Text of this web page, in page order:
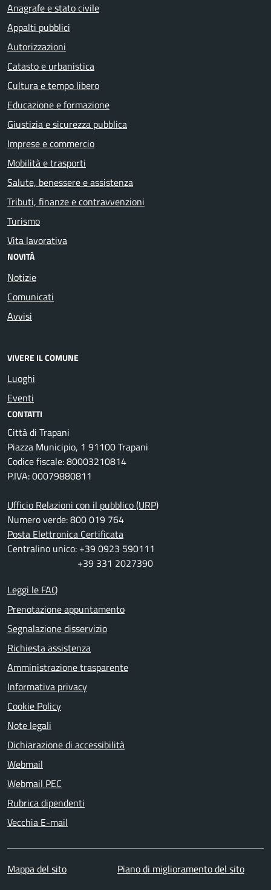
Anagrafe e stato civile
Appalti pubblici
Autorizzazioni
Catasto e urbanistica
Cultura e tempo libero
Educazione e formazione
Giustizia e sicurezza pubblica
Imprese e commercio
Mobilità e trasporti
Salute, benessere e assistenza
Tributi, finanze e contravvenzioni
Turismo
Vita lavorativa
NOVITÀ
Notizie
Comunicati
Avvisi
VIVERE IL COMUNE
Luoghi
Eventi
CONTATTI
Città di Trapani
Piazza Municipio, 1 91100 Trapani
Codice fiscale: 80003210814
P.IVA: 00079880811
Ufficio Relazioni con il pubblico (URP)
Numero verde: 800 019 764
Posta Elettronica Certificata
Centralino unico: +39 0923 590111
+39 331 2027390
Leggi le FAQ
Prenotazione appuntamento
Segnalazione disservizio
Richiesta assistenza
Amministrazione trasparente
Informativa privacy
Cookie Policy
Note legali
Dichiarazione di accessibilità
Webmail
Webmail PEC
Rubrica dipendenti
Vecchia E-mail
Mappa del sito Piano di miglioramento del sito